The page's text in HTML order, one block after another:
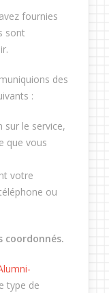
fournies
sont
des
:
sur le service,
que vous
votre
ou
coordonnés.
type de